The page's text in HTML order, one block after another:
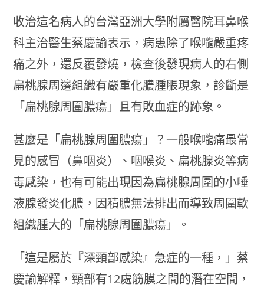
收治這名病人的台灣亞洲大學附屬醫院耳鼻喉
科主治醫生蔡慶諭表示，病患除了喉嚨嚴重疼
痛之外，還反覆發燒，檢查後發現病人的右側
扁桃腺周邊組織有嚴重化膿腫脹現象，診斷是
「扁桃腺周圍膿瘍」且有敗血症的跡象。
甚麼是「扁桃腺周圍膿瘍」？一般喉嚨痛最常
見的感冒（鼻咽炎）、咽喉炎、扁桃腺炎等病
毒感染，也有可能出現因為扁桃腺周圍的小唾
液腺發炎化膿，因積膿無法排出而導致周圍軟
組織腫大的「扁桃腺周圍膿瘍」。
「這是屬於『深頸部感染』急症的一種，」蔡
慶諭解釋，頸部有12處筋膜之間的潛在空間，